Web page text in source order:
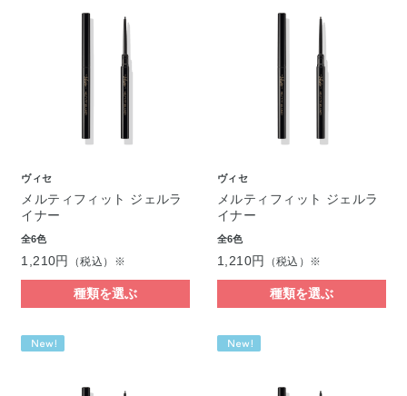
ヴィセ
メルティフィット ジェルラ
イナー
全6色
1,210円 （税込）※
種類を選ぶ
ヴィセ
メルティフィット ジェルラ
イナー
全6色
1,210円 （税込）※
種類を選ぶ